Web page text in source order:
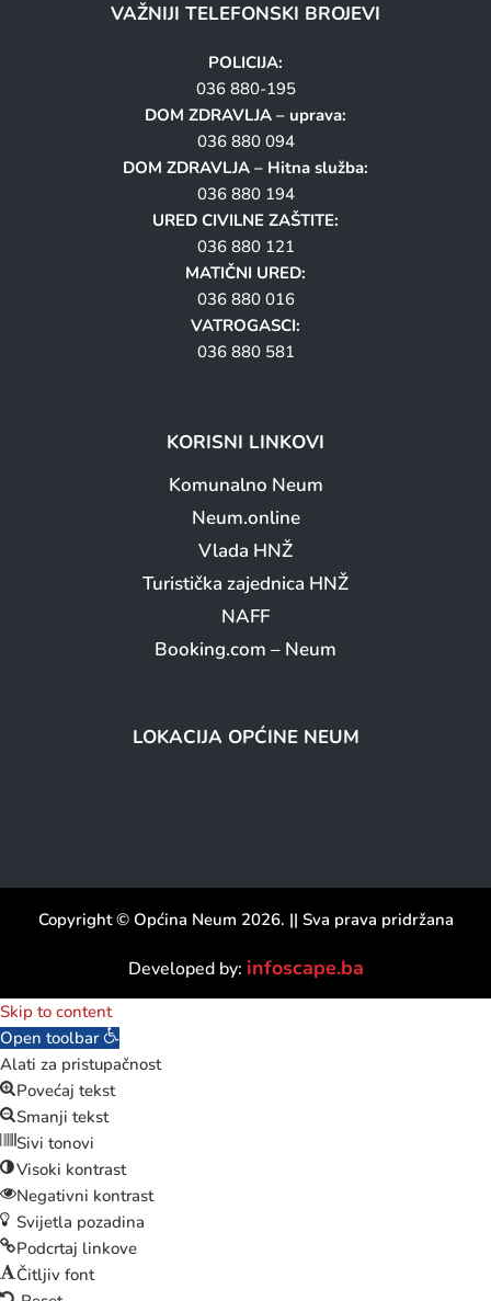
VAŽNIJI TELEFONSKI BROJEVI
POLICIJA:
036 880-195
DOM ZDRAVLJA – uprava:
036 880 094
DOM ZDRAVLJA – Hitna služba:
036 880 194
URED CIVILNE ZAŠTITE:
036 880 121
MATIČNI URED:
036 880 016
VATROGASCI:
036 880 581
KORISNI LINKOVI
Komunalno Neum
Neum.online
Vlada HNŽ
Turistička zajednica HNŽ
NAFF
Booking.com – Neum
LOKACIJA OPĆINE NEUM
Copyright © Općina Neum 2026. || Sva prava pridržana
Developed by: infoscape.ba
Skip to content
Open toolbar
Alati za pristupačnost
Povećaj tekst
Smanji tekst
Sivi tonovi
Visoki kontrast
Negativni kontrast
Svijetla pozadina
Podcrtaj linkove
Čitljiv font